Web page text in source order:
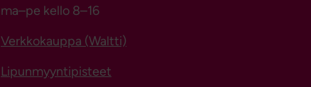
ma–pe kello 8–16
Verkkokauppa (Waltti)
Lipunmyyntipisteet